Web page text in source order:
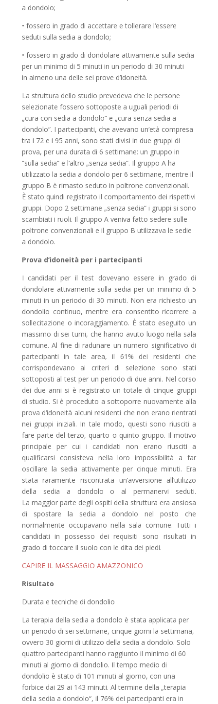
a dondolo;
• fossero in grado di accettare e tollerare l‘essere
seduti sulla sedia a dondolo;
• fossero in grado di dondolare attivamente sulla sedia
per un minimo di 5 minuti in un periodo di 30 minuti
in almeno una delle sei prove d’idoneità.
La struttura dello studio prevedeva che le persone
selezionate fossero sottoposte a uguali periodi di
„cura con sedia a dondolo“ e „cura senza sedia a
dondolo“. I partecipanti, che avevano un‘età compresa
tra i 72 e i 95 anni, sono stati divisi in due gruppi di
prova, per una durata di 6 settimane: un gruppo in
“sulla sedia“ e l‘altro „senza sedia“. Il gruppo A ha
utilizzato la sedia a dondolo per 6 settimane, mentre il
gruppo B è rimasto seduto in poltrone convenzionali.
È stato quindi registrato il comportamento dei rispettivi
gruppi. Dopo 2 settimane „senza sedia“ i gruppi si sono
scambiati i ruoli. Il gruppo A veniva fatto sedere sulle
poltrone convenzionali e il gruppo B utilizzava le sedie
a dondolo.
Prova d‘idoneità per i partecipanti
I candidati per il test dovevano essere in grado di
dondolare attivamente sulla sedia per un minimo di 5
minuti in un periodo di 30 minuti. Non era richiesto un
dondolio continuo, mentre era consentito ricorrere a
sollecitazione o incoraggiamento. È stato eseguito un
massimo di sei turni, che hanno avuto luogo nella sala
comune. Al fine di radunare un numero significativo di
partecipanti in tale area, il 61% dei residenti che
corrispondevano ai criteri di selezione sono stati
sottoposti al test per un periodo di due anni. Nel corso
dei due anni si è registrato un totale di cinque gruppi
di studio. Si è proceduto a sottoporre nuovamente alla
prova d‘idoneità alcuni residenti che non erano rientrati
nei gruppi iniziali. In tale modo, questi sono riusciti a
fare parte del terzo, quarto o quinto gruppo. Il motivo
principale per cui i candidati non erano riusciti a
qualificarsi consisteva nella loro impossibilità a far
oscillare la sedia attivamente per cinque minuti. Era
stata raramente riscontrata un‘avversione all‘utilizzo
della sedia a dondolo o al permanervi seduti.
La maggior parte degli ospiti della struttura era ansiosa
di spostare la sedia a dondolo nel posto che
normalmente occupavano nella sala comune. Tutti i
candidati in possesso dei requisiti sono risultati in
grado di toccare il suolo con le dita dei piedi.
CAPIRE IL MASSAGGIO AMAZZONICO
Risultato
Durata e tecniche di dondolio
La terapia della sedia a dondolo è stata applicata per
un periodo di sei settimane, cinque giorni la settimana,
ovvero 30 giorni di utilizzo della sedia a dondolo. Solo
quattro partecipanti hanno raggiunto il minimo di 60
minuti al giorno di dondolio. Il tempo medio di
dondolio è stato di 101 minuti al giorno, con una
forbice dai 29 ai 143 minuti. Al termine della „terapia
della sedia a dondolo“, il 76% dei partecipanti era in